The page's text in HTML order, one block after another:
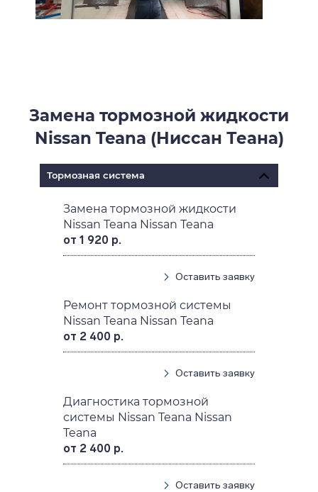
Замена тормозной жидкости
Nissan Teana (Ниссан Теана)
Тормозная система
Замена тормозной жидкости
Nissan Teana Nissan Teana
от 1 920 р.
Оставить заявку
Ремонт тормозной системы
Nissan Teana Nissan Teana
от 2 400 р.
Оставить заявку
Диагностика тормозной
системы Nissan Teana Nissan
Teana
от 2 400 р.
Оставить заявку